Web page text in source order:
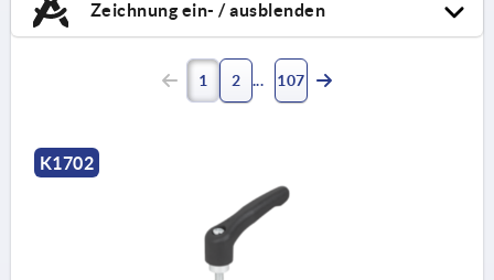
Zeichnung ein- / ausblenden
1 2 107
K1702